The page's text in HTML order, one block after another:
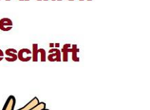
- Innenausbau -
Treppe Geländer -
- Treppenstufen -
-